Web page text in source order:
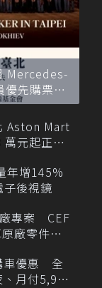
Mercedes-
優先購票維
Aston Mart
元起正式
年增145%
後視鏡
專案 CEF
廠零件最
車優惠 全
月付5,900